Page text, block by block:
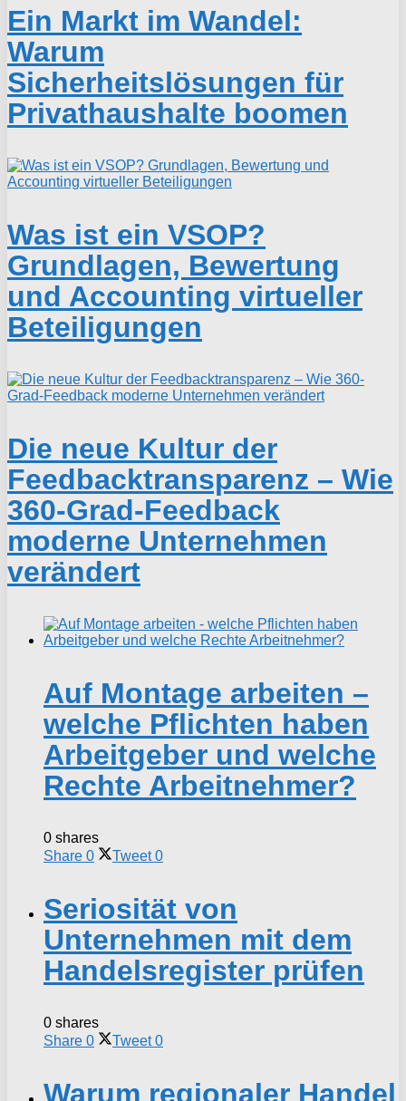
Ein Markt im Wandel:
Warum
Sicherheitslösungen für
Privathaushalte boomen
Was ist ein VSOP?
Grundlagen, Bewertung
und Accounting virtueller
Beteiligungen
Die neue Kultur der
Feedbacktransparenz – Wie
360-Grad-Feedback
moderne Unternehmen
verändert
Auf Montage arbeiten –
welche Pflichten haben
Arbeitgeber und welche
Rechte Arbeitnehmer?
0 shares
Share 0 Tweet 0
Seriosität von
Unternehmen mit dem
Handelsregister prüfen
0 shares
Share 0 Tweet 0
Warum regionaler Handel